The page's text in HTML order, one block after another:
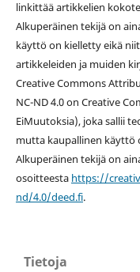
linkittää artikkelien
Alkuperäinen tekijä on
käyttö on kielletty eikä
artikkeleiden ja muiden
Creative Commons
NC-ND 4.0 on Creative
EiMuutoksia), joka sallii
mutta kaupallinen käyttö
Alkuperäinen tekijä on
osoitteesta https://
nd/4.0/deed.fi.
Tietoja